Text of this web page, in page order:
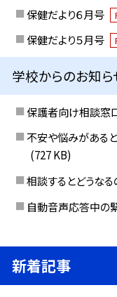
保健だより６月号
保健だより５月号
学校からのお知ら
保護者向け相談窓
不安や悩みがある
(727 KB)
相談するとどうなる
自動音声応答中の
新着記事